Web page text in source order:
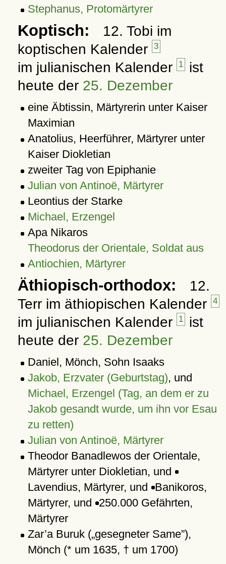
Stephanus, Protomärtyrer
Koptisch:
12. Tobi im
koptischen Kalender
3
im julianischen Kalender 1 ist
heute der 25. Dezember
eine Äbtissin, Märtyrerin unter Kaiser
Maximian
Anatolius, Heerführer, Märtyrer unter
Kaiser Diokletian
zweiter Tag von Epiphanie
Julian von Antinoë, Märtyrer
Leontius der Starke
Michael, Erzengel
Apa Nikaros
Theodorus der Orientale, Soldat aus
Antiochien, Märtyrer
Äthiopisch-orthodox:
12.
Terr im äthiopischen Kalender
4
im julianischen Kalender 1 ist
heute der 25. Dezember
Daniel, Mönch, Sohn Isaaks
Jakob, Erzvater (Geburtstag), und
Michael, Erzengel (Tag, an dem er zu
Jakob gesandt wurde, um ihn vor Esau
zu retten)
Julian von Antinoë, Märtyrer
Theodor Banadlewos der Orientale,
Märtyrer unter Diokletian, und
Lavendius, Märtyrer, und Banikoros,
Märtyrer, und 250.000 Gefährten,
Märtyrer
Zar’a Buruk ( gesegneter Same ),
Mönch (* um 1635, † um 1700)